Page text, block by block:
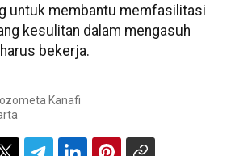
untuk membantu memfasilitasi
kesulitan dalam mengasuh
bekerja.
Kanafi